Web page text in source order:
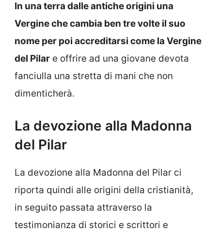
In una terra dalle antiche origini una
Vergine che cambia ben tre volte il suo
nome per poi accreditarsi come la Vergine
del Pilar e offrire ad una giovane devota
fanciulla una stretta di mani che non
dimenticherà.
La devozione alla Madonna
del Pilar
La devozione alla Madonna del Pilar ci
riporta quindi alle origini della cristianità,
in seguito passata attraverso la
testimonianza di storici e scrittori e